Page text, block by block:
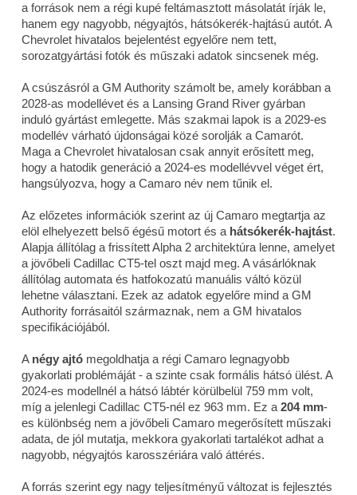
a források nem a régi kupé feltámasztott másolatát írják le,
hanem egy nagyobb, négyajtós, hátsókerék-hajtású autót. A
Chevrolet hivatalos bejelentést egyelőre nem tett,
sorozatgyártási fotók és műszaki adatok sincsenek még.
A csúszásról a GM Authority számolt be, amely korábban a
2028-as modellévet és a Lansing Grand River gyárban
induló gyártást emlegette. Más szakmai lapok is a 2029-es
modellév várható újdonságai közé sorolják a Camarót.
Maga a Chevrolet hivatalosan csak annyit erősített meg,
hogy a hatodik generáció a 2024-es modellévvel véget ért,
hangsúlyozva, hogy a Camaro név nem tűnik el.
Az előzetes információk szerint az új Camaro megtartja az
elöl elhelyezett belső égésű motort és a hátsókerék-hajtást.
Alapja állítólag a frissített Alpha 2 architektúra lenne, amelyet
a jövőbeli Cadillac CT5-tel oszt majd meg. A vásárlóknak
állítólag automata és hatfokozatú manuális váltó közül
lehetne választani. Ezek az adatok egyelőre mind a GM
Authority forrásaitól származnak, nem a GM hivatalos
specifikációjából.
A négy ajtó megoldhatja a régi Camaro legnagyobb
gyakorlati problémáját - a szinte csak formális hátsó ülést. A
2024-es modellnél a hátsó lábtér körülbelül 759 mm volt,
míg a jelenlegi Cadillac CT5-nél ez 963 mm. Ez a 204 mm-
es különbség nem a jövőbeli Camaro megerősített műszaki
adata, de jól mutatja, mekkora gyakorlati tartalékot adhat a
nagyobb, négyajtós karosszériára való áttérés.
A forrás szerint egy nagy teljesítményű változat is fejlesztés